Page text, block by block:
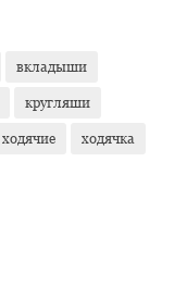
вкладыши
кругляши
ходячие ходячка